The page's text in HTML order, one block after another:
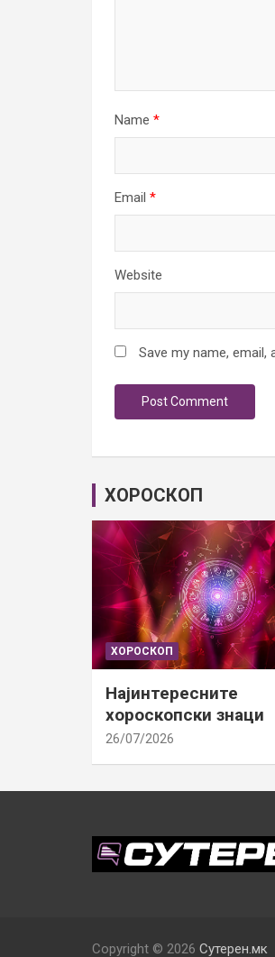
Name *
Email *
Website
Save my name,
ХОРОСКОП
ХОРОСКОП
Најинтересните
хороскопски знаци
26/07/2026
Copyright © 2026 Сутерен.мк